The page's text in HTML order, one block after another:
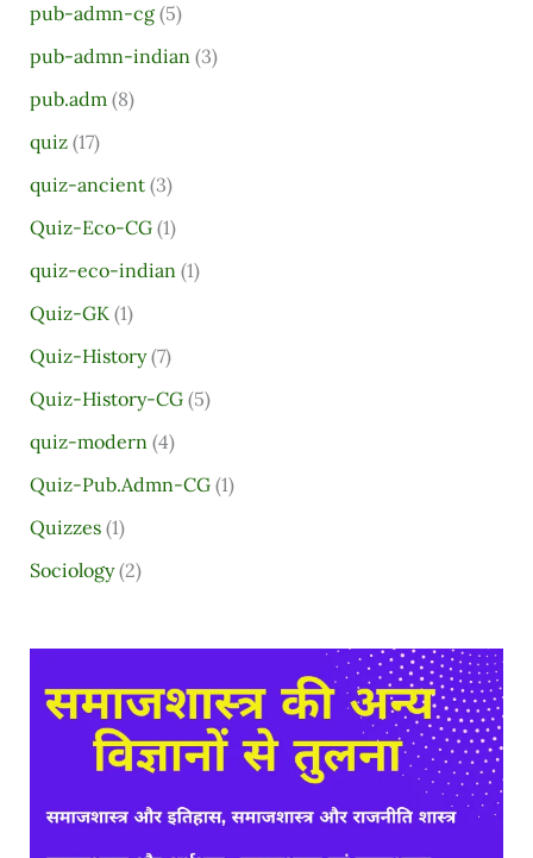
pub-admn-cg(5)
pub-admn-indian(3)
pub.adm(8)
quiz(17)
quiz-ancient(3)
Quiz-Eco-CG(1)
quiz-eco-indian(1)
Quiz-GK(1)
Quiz-History(7)
Quiz-History-CG(5)
quiz-modern(4)
Quiz-Pub.Admn-CG(1)
Quizzes(1)
Sociology(2)